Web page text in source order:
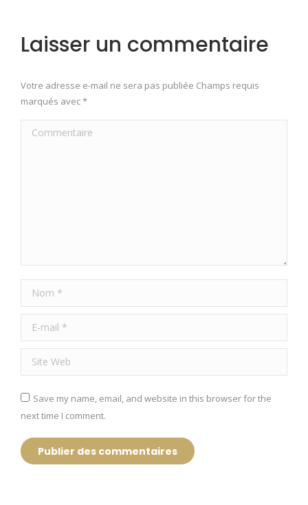
Laisser un commentaire
Votre adresse e-mail ne sera pas publiée Champs requis
marqués avec*
Commentaire
Nom *
E-mail *
Site Web
Save my name, email, and website in this browser for the
next time I comment.
Publier des commentaires